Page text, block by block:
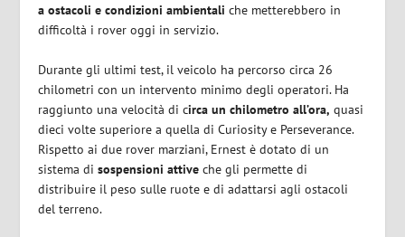
a ostacoli e condizioni ambientali che metterebbero in
difficoltà i rover oggi in servizio.
Durante gli ultimi test, il veicolo ha percorso circa 26
chilometri con un intervento minimo degli operatori. Ha
raggiunto una velocità di circa un chilometro all’ora, quasi
dieci volte superiore a quella di Curiosity e Perseverance.
Rispetto ai due rover marziani, Ernest è dotato di un
sistema disospensioni attive che gli permette di
distribuire il peso sulle ruote e di adattarsi agli ostacoli
del terreno.